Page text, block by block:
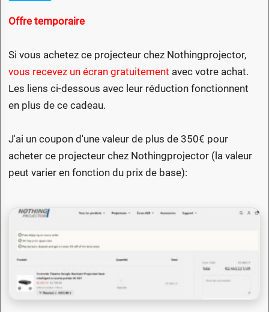
Offre temporaire
Si vous achetez ce projecteur chez Nothingprojector,
vous recevez un écran gratuitement avec votre achat.
Les liens ci-dessous avec leur réduction fonctionnent
en plus de ce cadeau.
J'ai un coupon d'une valeur de plus de 350€ pour
acheter ce projecteur chez Nothingprojector (la valeur
peut varier en fonction du prix de base):